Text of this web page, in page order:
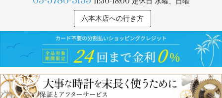
六本木店への行き方